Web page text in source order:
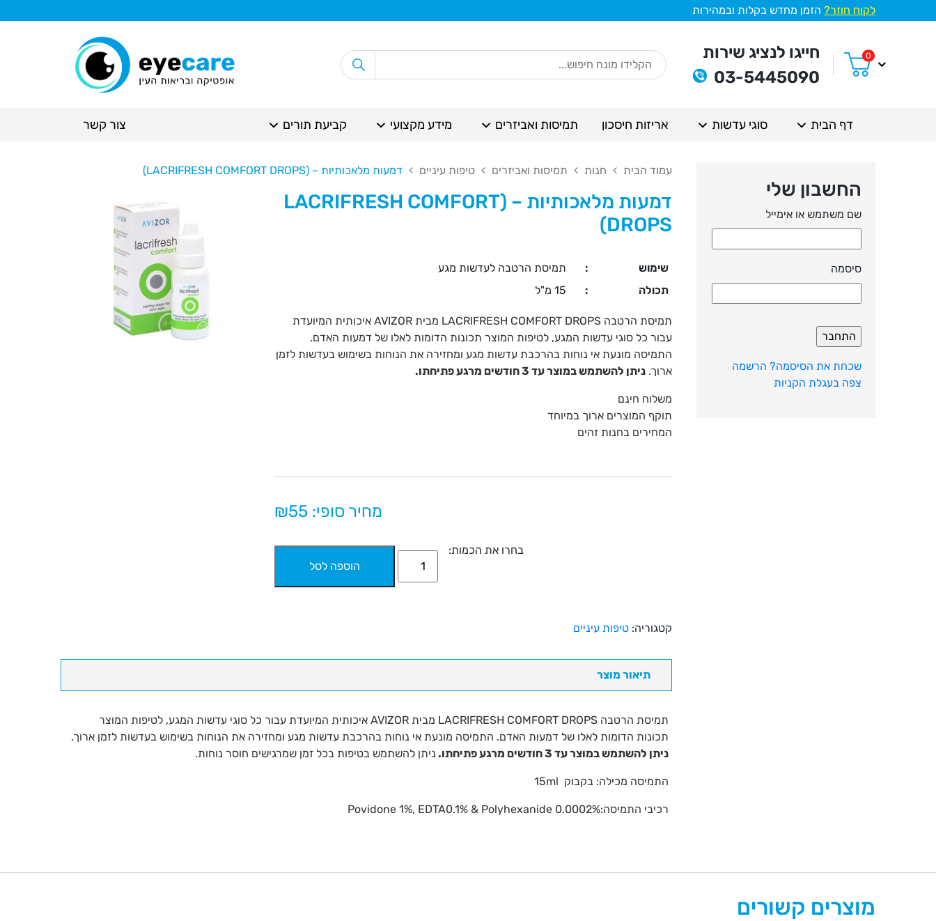
לקוח חוזר? הזמן מחדש בקלות ובמהירות
0
חייגו לנציג שירות
03-5445090
דף הבית סוגי עדשות אריזות חיסכון תמיסות ואביזרים מידע מקצועי קביעת תורים צור קשר
עמוד הבית חנות תמיסות ואביזרים טיפות עיניים דמעות מלאכותיות – (LACRIFRESH COMFORT DROPS)
דמעות מלאכותיות – (LACRIFRESH COMFORT
DROPS)
שימוש :
תמיסת הרטבה לעדשות מגע
תכולה
: 15 מ"ל
תמיסת הרטבה LACRIFRESH COMFORT DROPS מבית AVIZOR איכותית המיועדת
עבור כל סוגי עדשות המגע, לטיפות המוצר תכונות הדומות לאלו של דמעות האדם.
התמיסה מונעת אי נוחות בהרכבת עדשות מגע ומחזירה את הנוחות בשימוש בעדשות לזמן
ארוך.ניתן להשתמש במוצר עד 3 חודשים מרגע פתיחתו.
משלוח חינם
תוקף המוצרים ארוך במיוחד
המחירים בחנות זהים
מחיר סופי: ₪ 55
בחרו את הכמות:
(LACRIFRESH
DROPS)
הוספה לסל
קטגוריה:טיפות עיניים
תיאור מוצר
תמיסת הרטבה LACRIFRESH COMFORT DROPS מבית AVIZOR איכותית המיועדת עבור כל סוגי עדשות המגע, לטיפות המוצר
תכונות הדומות לאלו של דמעות האדם. התמיסה מונעת אי נוחות בהרכבת עדשות מגע ומחזירה את הנוחות בשימוש בעדשות לזמן ארוך.
ניתן להשתמש במוצר עד 3 חודשים מרגע פתיחתו.
ניתן להשתמש בטיפות בכל זמן שמרגישים חוסר נוחות.
התמיסה מכילה: בקבוק 15ml
רכיבי התמיסה:Povidone 1%, EDTA0.1% & Polyhexanide 0.0002%
החשבון שלי
שם משתמש או אימייל
סיסמה
שכחת את הסיסמה? הרשמה
צפה בעגלת הקניות
מוצרים קשורים